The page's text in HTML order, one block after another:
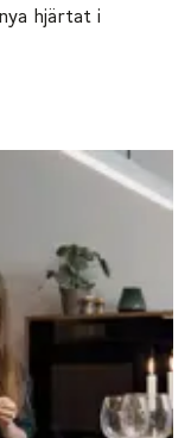
hjärtat i